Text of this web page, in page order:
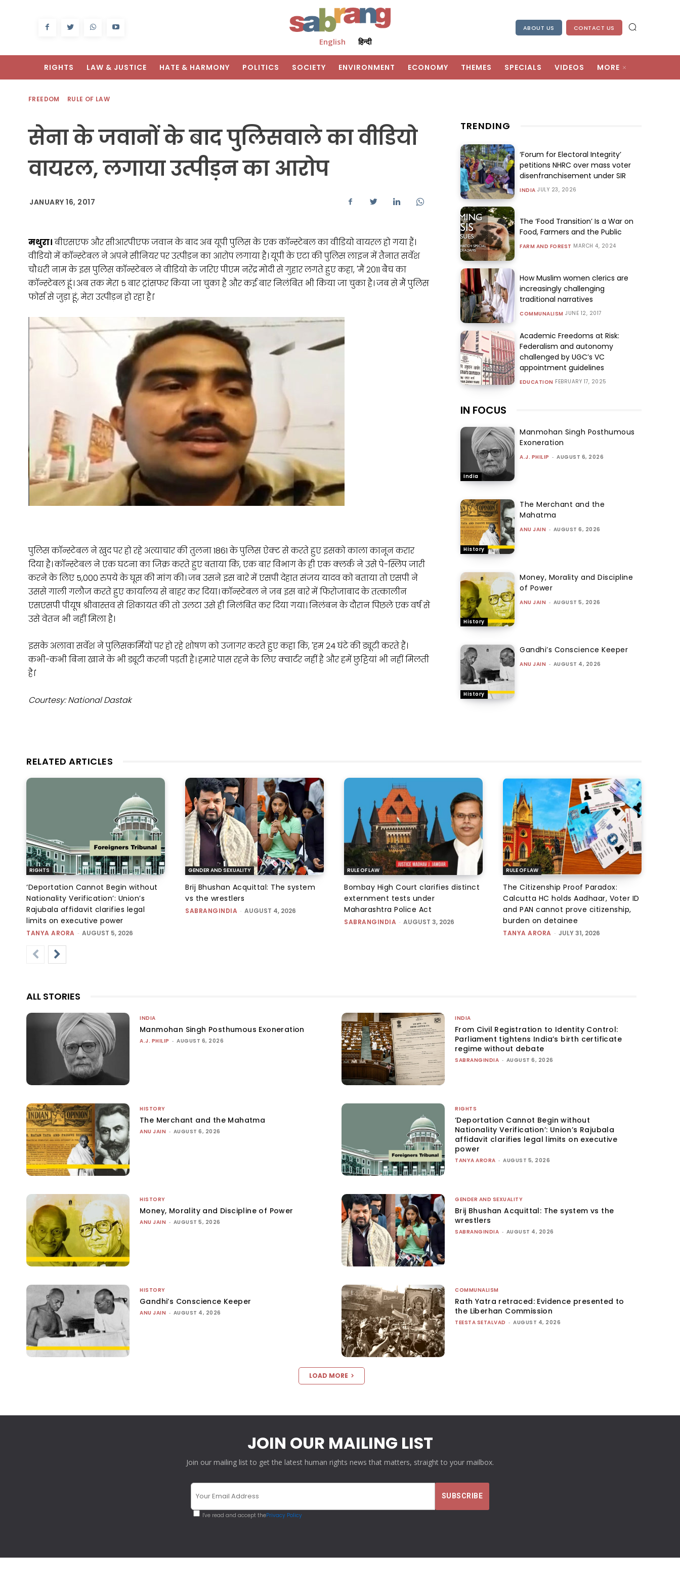
English हिन्दी
ABOUT US CONTACT US
RIGHTS LAW & JUSTICE HATE & HARMONY POLITICS SOCIETY ENVIRONMENT ECONOMY THEMES SPECIALS VIDEOS MORE
FREEDOM RULE OF LAW
सेना के जवानों के बाद पुलिसवाले का वीडियो
वायरल, लगाया उत्पीड़न का आरोप
JANUARY 16, 2017
मथुरा।बीएसएफ और सीआरपीएफ जवान के बाद अब यूपी पुलिस के एक कॉन्स्टेबल का वीडियो वायरल हो गया हैं।
वीडियो में कॉन्स्टेबल ने अपने सीनियर पर उत्पीड़न का आरोप लगाया है। यूपी के एटा की पुलिस लाइन में तैनात सर्वेश
चौधरी नाम के इस पुलिस कॉन्स्टेबल ने वीडियो के जरिए पीएम नरेंद्र मोदी से गुहार लगते हुए कहा, 'मैं 2011 बैच का
कॉन्स्टेबल हूं। अब तक मेरा 5 बार ट्रांसफर किया जा चुका है और कई बार निलंबित भी किया जा चुका है। जब से मैं पुलिस
फोर्स से जुड़ा हूं, मेरा उत्पीड़न हो रहा है।'
पुलिस कॉन्स्टेबल ने खुद पर हो रहे अत्याचार की तुलना 1861 के पुलिस ऐक्ट से करते हुए इसको काला कानून करार
दिया है। कॉन्स्टेबल ने एक घटना का जिक्र करते हुए बताया कि, एक बार विभाग के ही एक क्लर्क ने उसे पे-स्लिप जारी
करने के लिए 5,000 रुपये के घूस की मांग की। जब उसने इस बारे में एसपी देहात संजय यादव को बताया तो एसपी ने
उससे गाली गलौज करते हुए कार्यालय से बाहर कर दिया। कॉन्स्टेबल ने जब इस बारे में फिरोजाबाद के तत्कालीन
एसएसपी पीयूष श्रीवास्तव से शिकायत की तो उलटा उसे ही निलंबित कर दिया गया। निलंबन के दौरान पिछले एक वर्ष से
उसे वेतन भी नहीं मिला है।
इसके अलावा सर्वेश ने पुलिसकर्मियों पर हो रहे शोषण को उजागर करते हुए कहा कि, 'हम 24 घंटे की ड्यूटी करते हैं।
कभी-कभी बिना खाने के भी ड्यूटी करनी पड़ती है। हमारे पास रहने के लिए क्वार्टर नहीं है और हमें छुट्टियां भी नहीं मिलती
है।'
Courtesy: National Dastak
TRENDING
‘Forum for Electoral Integrity’
petitions NHRC over mass voter
disenfranchisement under SIR
INDIA JULY 23, 2026
The ‘Food Transition’ Is a War on
Food, Farmers and the Public
FARM AND FOREST MARCH 4, 2024
How Muslim women clerics are
increasingly challenging
traditional narratives
COMMUNALISM JUNE 12, 2017
Academic Freedoms at Risk:
Federalism and autonomy
challenged by UGC’s VC
appointment guidelines
EDUCATION FEBRUARY 17, 2025
IN FOCUS
India
Manmohan Singh Posthumous
Exoneration
A.J. PHILIP - AUGUST 6, 2026
History
The Merchant and the
Mahatma
ANU JAIN - AUGUST 6, 2026
History
Money, Morality and Discipline
of Power
ANU JAIN - AUGUST 5, 2026
History
Gandhi’s Conscience Keeper
ANU JAIN - AUGUST 4, 2026
RELATED ARTICLES
RIGHTS
‘Deportation Cannot Begin without
Nationality Verification’: Union’s
Rajubala affidavit clarifies legal
limits on executive power
TANYA ARORA - AUGUST 5, 2026
GENDER AND SEXUALITY
Brij Bhushan Acquittal: The system
vs the wrestlers
SABRANGINDIA - AUGUST 4, 2026
RULE OF LAW
Bombay High Court clarifies distinct
externment tests under
Maharashtra Police Act
SABRANGINDIA - AUGUST 3, 2026
RULE OF LAW
The Citizenship Proof Paradox:
Calcutta HC holds Aadhaar, Voter ID
and PAN cannot prove citizenship,
burden on detainee
TANYA ARORA - JULY 31, 2026
ALL STORIES
INDIA
Manmohan Singh Posthumous Exoneration
A.J. PHILIP - AUGUST 6, 2026
INDIA
From Civil Registration to Identity Control:
Parliament tightens India’s birth certificate
regime without debate
SABRANGINDIA - AUGUST 6, 2026
HISTORY
The Merchant and the Mahatma
ANU JAIN - AUGUST 6, 2026
RIGHTS
‘Deportation Cannot Begin without
Nationality Verification’: Union’s Rajubala
affidavit clarifies legal limits on executive
power
TANYA ARORA - AUGUST 5, 2026
HISTORY
Money, Morality and Discipline of Power
ANU JAIN - AUGUST 5, 2026
GENDER AND SEXUALITY
Brij Bhushan Acquittal: The system vs the
wrestlers
SABRANGINDIA - AUGUST 4, 2026
HISTORY
Gandhi’s Conscience Keeper
ANU JAIN - AUGUST 4, 2026
COMMUNALISM
Rath Yatra retraced: Evidence presented to
the Liberhan Commission
TEESTA SETALVAD - AUGUST 4, 2026
LOAD MORE
JOIN OUR MAILING LIST
Join our mailing list to get the latest human rights news that matters, straight to your mailbox.
I've read and accept thePrivacy Policy